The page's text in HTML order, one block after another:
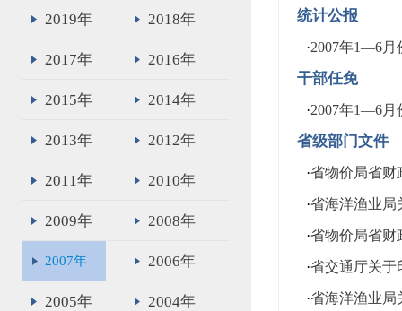
2019年 2018年
2017年 2016年
2015年 2014年
2013年 2012年
2011年 2010年
2009年 2008年
2007年 2006年
2005年 2004年
统计公报
·2007年1—6月
干部任免
·2007年1—6月
省级部门文件
·省物价局省财
·省海洋渔业局
·省物价局省财
·省交通厅关于
·省海洋渔业局